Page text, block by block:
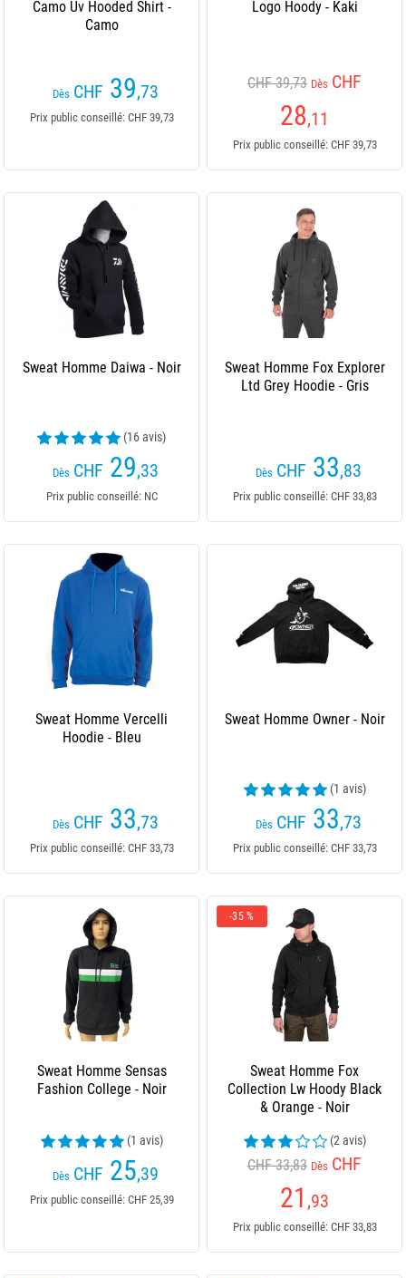
Camo Uv Hooded Shirt -
Camo
Dès CHF 39,73
Prix public conseillé: CHF 39,73
Logo Hoody - Kaki
CHF 39,73 Dès CHF
28,11
Prix public conseillé: CHF 39,73
Sweat Homme Daiwa - Noir
(16 avis)
Dès CHF 29,33
Prix public conseillé: NC
Sweat Homme Fox Explorer
Ltd Grey Hoodie - Gris
Dès CHF 33,83
Prix public conseillé: CHF 33,83
Sweat Homme Vercelli
Hoodie - Bleu
Dès CHF 33,73
Prix public conseillé: CHF 33,73
Sweat Homme Owner - Noir
(1 avis)
Dès CHF 33,73
Prix public conseillé: CHF 33,73
Sweat Homme Sensas
Fashion College - Noir
(1 avis)
Dès CHF 25,39
Prix public conseillé: CHF 25,39
-35 %
Sweat Homme Fox
Collection Lw Hoody Black
& Orange - Noir
(2 avis)
CHF 33,83 Dès CHF
21 ,93
Prix public conseillé: CHF 33,83